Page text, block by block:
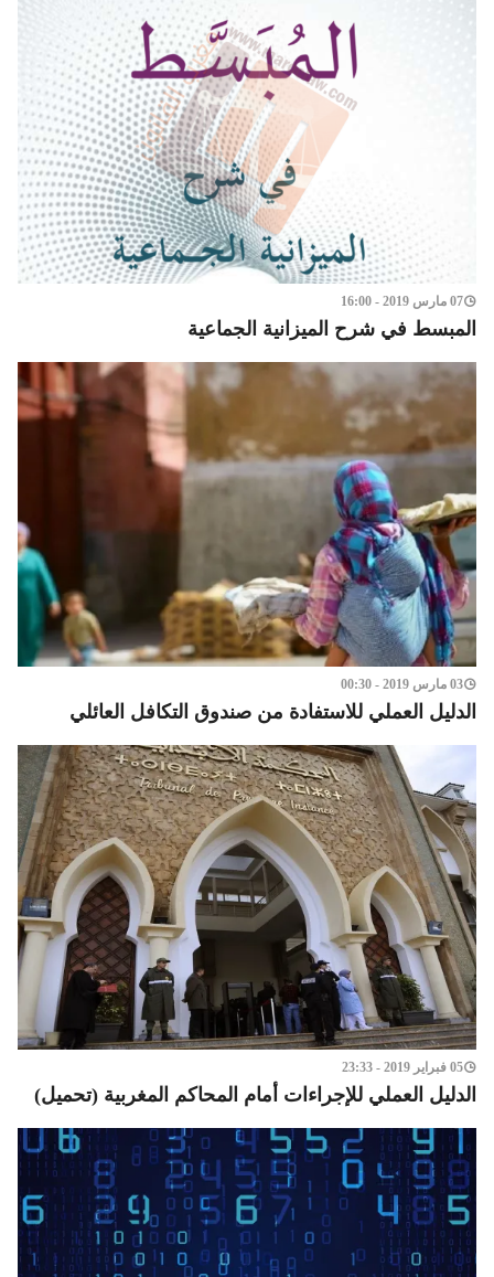
07 مارس 2019 - 16:00
المبسط في شرح الميزانية الجماعية
03 مارس 2019 - 00:30
الدليل العملي للاستفادة من صندوق التكافل العائلي
05 فبراير 2019 - 23:33
الدليل العملي للإجراءات أمام المحاكم المغربية (تحميل)